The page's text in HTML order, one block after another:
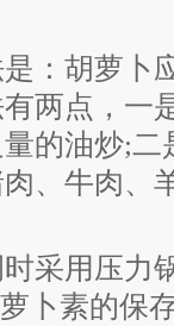
胡萝卜
两点，一
的油炒;二
、牛肉、
用压力
卜素的保